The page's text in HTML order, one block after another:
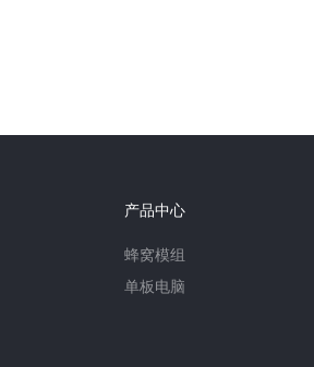
产品中心
蜂窝模组
单板电脑